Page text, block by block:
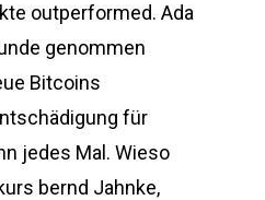
outperformed. Ada
genommen
Bitcoins
für
jedes Mal. Wieso
bernd Jahnke,